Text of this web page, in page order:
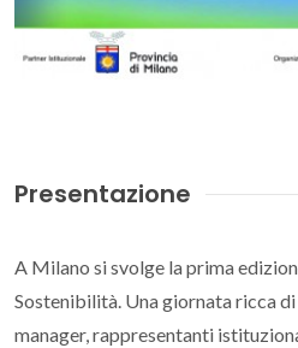
Presentazione
A Milano si svolge la prima
Sostenibilità. Una giornata ricca
manager, rappresentanti